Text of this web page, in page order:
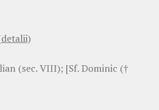
(sec. VIII); [Sf. Dominic (†